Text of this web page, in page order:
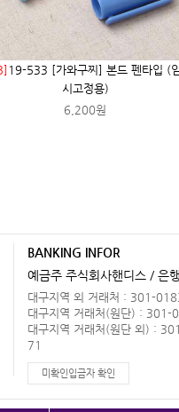
19-533 [가와구찌] 본드 펜타입 (
시고정용)
6,200원
BANKING INFOR
예금주 주식회사핸디스 / 은
대구지역 외 거래처 : 301-
대구지역 거래처(원단) :
대구지역 거래처(원단 외) :
71
미확인입금자 확인